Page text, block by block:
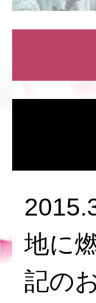
地に
記の